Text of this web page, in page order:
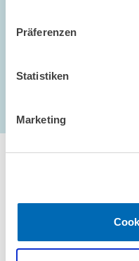
Präferenzen
Statistiken
Marketingerste Seite
Wenden Sie sich